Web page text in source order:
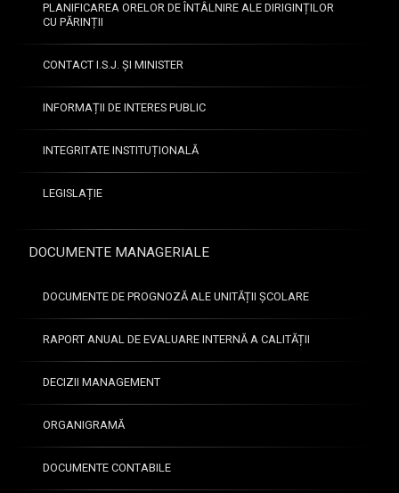
PLANIFICAREA ORELOR DE ÎNTÂLNIRE ALE DIRIGINȚILOR
CU PĂRINȚII
CONTACT I.S.J. ȘI MINISTER
INFORMAȚII DE INTERES PUBLIC
INTEGRITATE INSTITUȚIONALĂ
LEGISLAȚIE
DOCUMENTE MANAGERIALE
DOCUMENTE DE PROGNOZĂ ALE UNITĂȚII ȘCOLARE
RAPORT ANUAL DE EVALUARE INTERNĂ A CALITĂȚII
DECIZII MANAGEMENT
ORGANIGRAMĂ
DOCUMENTE CONTABILE